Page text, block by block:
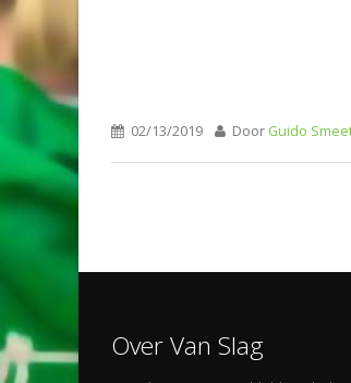
02/13/2019 Door Guido
Over Van Slag